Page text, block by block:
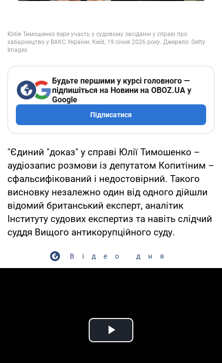
Будьте першими у курсі головного —
підпишіться на Новини на OBOZ.UA у
Google
Підписатися
"Єдиний "доказ" у справі Юлії Тимошенко –
аудіозапис розмови із депутатом Копитіним –
сфальсифікований і недостовірний. Такого
висновку незалежно один від одного дійшли
відомий британський експерт, аналітик
Інституту судових експертиз та навіть слідчий
суддя Вищого антикорупційного суду.
Відео дня
Play Video